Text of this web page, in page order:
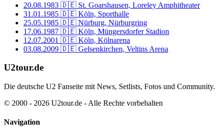
20.08.1983 🇩🇪 St. Goarshausen, Loreley Amphitheater
31.01.1985 🇩🇪 Köln, Sporthalle
25.05.1985 🇩🇪 Nürburg, Nürburgring
17.06.1987 🇩🇪 Köln, Müngersdorfer Stadion
12.07.2001 🇩🇪 Köln, Kölnarena
03.08.2009 🇩🇪 Gelsenkirchen, Veltins Arena
U2tour.de
Die deutsche U2 Fanseite mit News, Setlists, Fotos und Community.
© 2000 - 2026 U2tour.de - Alle Rechte vorbehalten
Navigation